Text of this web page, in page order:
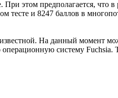
предполагается, что в
тесте и 8247 баллов в
На данный момент
систему Fuchsia.